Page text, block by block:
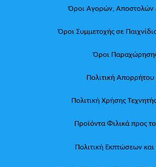
Όροι Αγορών, Αποστολών
Όροι Συμμετοχής σε
Όροι
Πολιτική
Πολιτική Χρήσης
Προϊόντα Φιλικά προς
Πολιτική Εκπτώσεων